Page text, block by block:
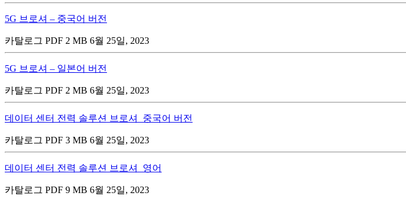
5G 브로셔 – 중국어 버전
카탈로그 PDF 2 MB 6월 25일, 2023
5G 브로셔 – 일본어 버전
카탈로그 PDF 2 MB 6월 25일, 2023
데이터 센터 전력 솔루션 브로셔_중국어 버전
카탈로그 PDF 3 MB 6월 25일, 2023
데이터 센터 전력 솔루션 브로셔_영어
카탈로그 PDF 9 MB 6월 25일, 2023